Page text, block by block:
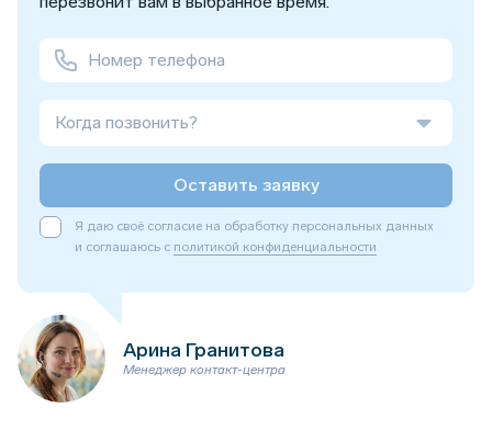
Когда позвонить?
Оставить заявку
Я даю своё согласие на обработку персональных данных
и соглашаюсь с политикой конфиденциальности
Арина Гранитова
Менеджер контакт-центра